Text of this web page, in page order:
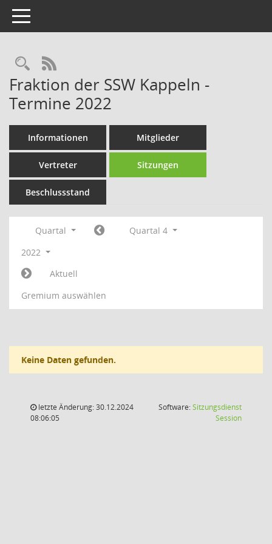
Toggle navigation
Rechercheauswahl
RSS-Feed
Fraktion der SSW Kappeln -
Termine 2022
Informationen Mitglieder
Vertreter Sitzungen
Beschlussstand
Quartal
Quartal 4
2022
Aktuell
Gremium auswählen
Keine Daten gefunden.
letzte Änderung: 30.12.2024
08:06:05
Software:Sitzungsdienst
Session(Wird in